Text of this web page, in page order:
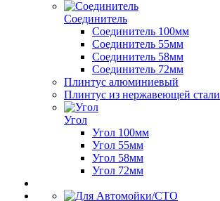
Соединитель
Соединитель 100мм
Соединитель 55мм
Соединитель 58мм
Соединитель 72мм
Плинтус алюминиевый
Плинтус из нержавеющей стали
Угол
Угол 100мм
Угол 55мм
Угол 58мм
Угол 72мм